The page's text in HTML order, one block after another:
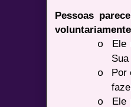
Pessoas
o
Ele
o
Por
o
Ele